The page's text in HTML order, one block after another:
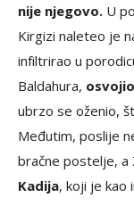
nije njegovo. U
Kirgizi naleteo je
infiltrirao u
Baldahura,
ubrzo se oženio,
Međutim, poslije
bračne postelje, a
Kadija, koji je kao